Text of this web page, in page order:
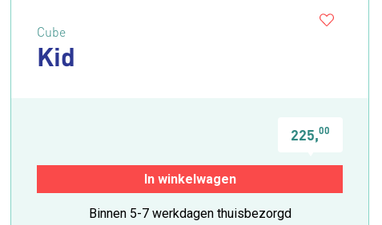
Cube
Kid
225,00
In winkelwagen
Binnen 5-7 werkdagen thuisbezorgd